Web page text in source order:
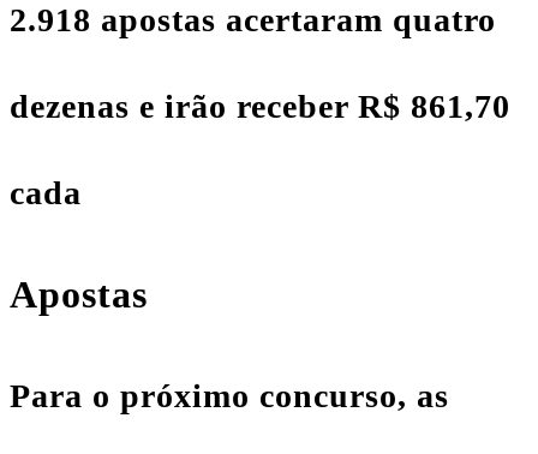
2.918 apostas acertaram quatro
dezenas e irão receber R$ 861,70
cada
Apostas
Para o próximo concurso, as